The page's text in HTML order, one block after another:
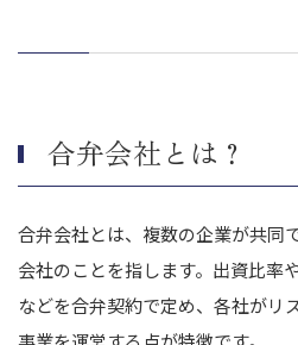
合弁会社とは？
合弁会社とは、複数の企業が共同
会社のことを指します。出資比率
などを合弁契約で定め、各社がリ